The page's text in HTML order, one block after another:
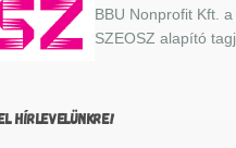
BBU Nonprofit Kft. a
SZEOSZ alapító
HÍRLEVELÜNKRE!